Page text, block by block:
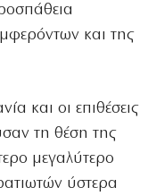
και της
και οι επιθέσεις
τη θέση της
μεγαλύτερο
ύστερα